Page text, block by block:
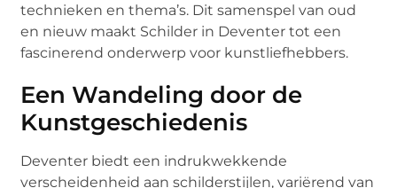
technieken en thema’s. Dit samenspel van oud
en nieuw maakt Schilder in Deventer tot een
fascinerend onderwerp voor kunstliefhebbers.
Een Wandeling door de
Kunstgeschiedenis
Deventer biedt een indrukwekkende
verscheidenheid aan schilderstijlen, variërend van